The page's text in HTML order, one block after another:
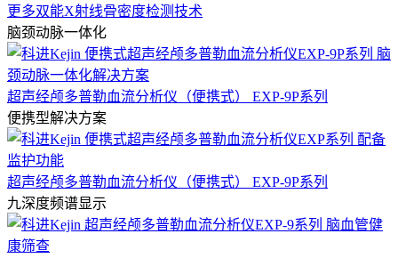
更多双能X射线骨密度检测技术
脑颈动脉一体化
超声经颅多普勒血流分析仪（便携式） EXP-9P系列
便携型解决方案
超声经颅多普勒血流分析仪（便携式） EXP-9P系列
九深度频谱显示